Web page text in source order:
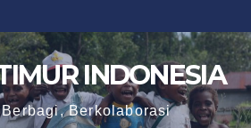
INDONESIA
Berkolaborasi